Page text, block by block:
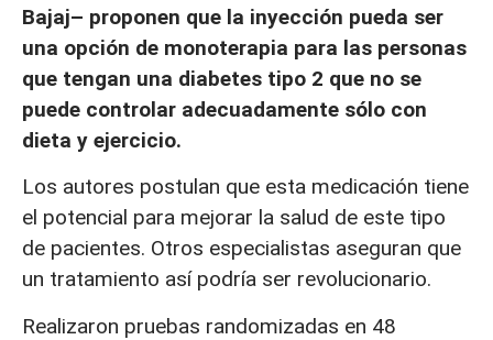
Bajaj– proponen que la inyección pueda ser
una opción de monoterapia para las personas
que tengan una diabetes tipo 2 que no se
puede controlar adecuadamente sólo con
dieta y ejercicio.
Los autores postulan que esta medicación tiene
el potencial para mejorar la salud de este tipo
de pacientes. Otros especialistas aseguran que
un tratamiento así podría ser revolucionario.
Realizaron pruebas randomizadas en 48